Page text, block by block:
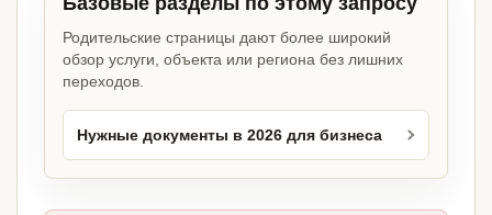
Родительские страницы дают более широкий
обзор услуги, объекта или региона без лишних
переходов.
Нужные документы в 2026 для бизнеса